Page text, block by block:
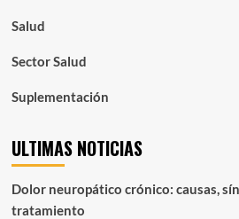
Salud
Sector Salud
Suplementación
ULTIMAS NOTICIAS
Dolor neuropático crónico: causas,
tratamiento